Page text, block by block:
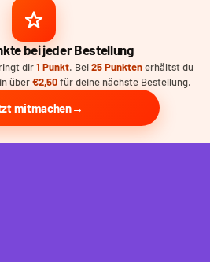
bei jeder Bestellung
dir1 Punkt. Bei25 Punktenerhältst du
über€2,50für deine nächste Bestellung.
mitmachen